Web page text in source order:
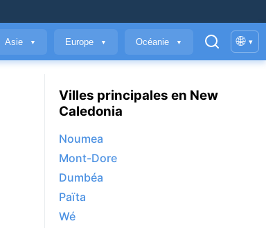
Asie ▼ Europe ▼ Océanie ▼ 🌐 ▾
Villes principales en New
Caledonia
Noumea
Mont-Dore
Dumbéa
Païta
Wé